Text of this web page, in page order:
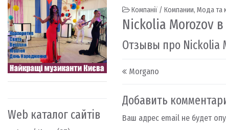
Web каталог сайтів
Компанії / Компании, Мода та
Nickolia Morozov
Отзывы про Nickolia
Post navigation
Morgano
Добавить
Ваш адрес email не будет